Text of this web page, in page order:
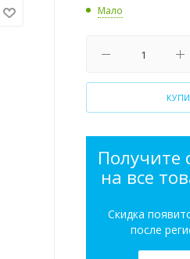
Мало
Получите
на все
Скидка
после